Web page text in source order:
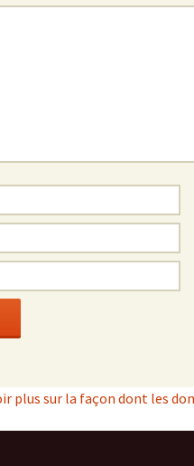
plus sur la façon dont les